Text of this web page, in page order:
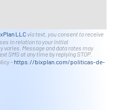
LLCvia text, you consent to receive
in relation to your initial
varies. Message and data rates may
SMS at any time by replying STOP.
– https://bixplan.com/politicas-de-